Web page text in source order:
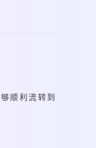
顺利流转到